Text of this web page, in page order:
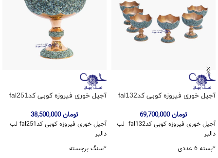
آجیل خوری فیروزه کوبی کدfal132
تومان69,700,000
آجیل خوری فیروزه کوبی کدfal132 لب
دالبر
*بسته 6 عددی
آجیل خوری فیروزه کوبی کدfal251
تومان38,500,000
آجیل خوری فیروزه کوبی کدfal251 لب
دالبر
*سنگ برجسته